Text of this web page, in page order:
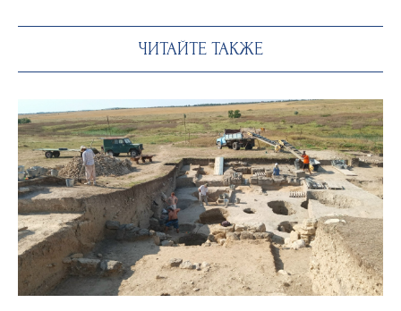
ЧИТАЙТЕ ТАКЖЕ